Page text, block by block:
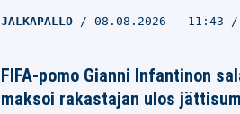
JALKAPALLO 08.08.2026 - 11:43
FIFA-pomo Gianni Infantinon
maksoi rakastajan ulos